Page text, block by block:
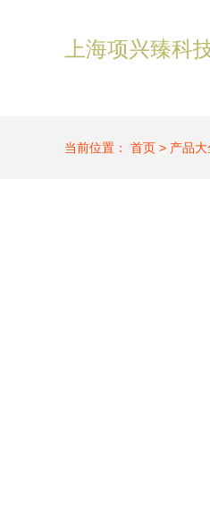
上海项兴臻科
当前位置： 首页 > 产品大